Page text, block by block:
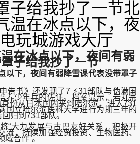
子给我抄了一节北
温在冰点以下，夜
玩城游戏大厅
在冰点以下，夜间有弱
子给我抄了一节
以下，夜间有弱降雪课代表没带罩子
书》还发现了7 ⚡31部队与伪满国
养少年兵的佐证。档案显示，岩丸宗
份从日本国内来到哈尔滨，进入731
国立哈尔滨医科大学进行为期三年的
回归到731部队。
大力发展与古巴友好关系，积极开
流，持续加强经贸投资、生物医药、
域合作”。